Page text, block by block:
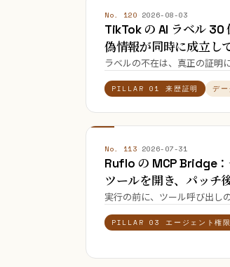
No. 120 2026-08-03
TikTok の AI ラベル 30
偽情報が同時に成立し
ラベルの不在は、真正の証明
PILLAR 01 来歴証明 デ
No. 113 2026-07-31
Ruflo の MCP Bridge
ツールを開き、パッチ
実行の前に、ツール呼び出し
PILLAR 03 エージェント権限